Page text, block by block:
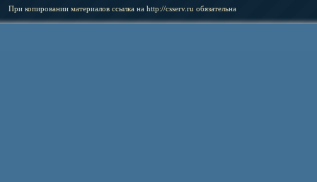
При копировании материалов ссылка на http://csserv.ru обязательна